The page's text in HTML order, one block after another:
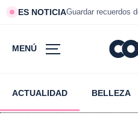
ES NOTICIAGuardar recuerdos
MENÚ
ACTUALIDAD BELLEZA